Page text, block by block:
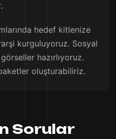
hedef kitlenize
kurguluyoruz. Sosyal
hazırlıyoruz.
oluşturabiliriz.
Sorular